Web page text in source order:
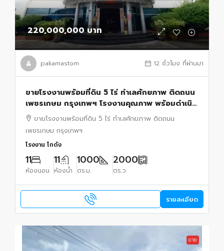
220,000,000 บาท
pakamastom 12 ชั่วโมง ที่ผ่านมา
ขายโรงงานพร้อมที่ดิน 5 ไร่ ทำเลศักยภาพ ติดถนน
เพชรเกษม กรุงเทพฯ โรงงานคุณภาพ พร้อมดำเนิน
ธุรกิจทันที
ขายโรงงานพร้อมที่ดิน 5 ไร่ ทำเลศักยภาพ ติดถนน
เพชรเกษม กรุงเทพฯ
โรงงาน โกดัง
11
ห้องนอน
11
ห้องน้ำ
1000
ตร.ม.
2000
ตร.ว.
รายละเอียด
ขาย